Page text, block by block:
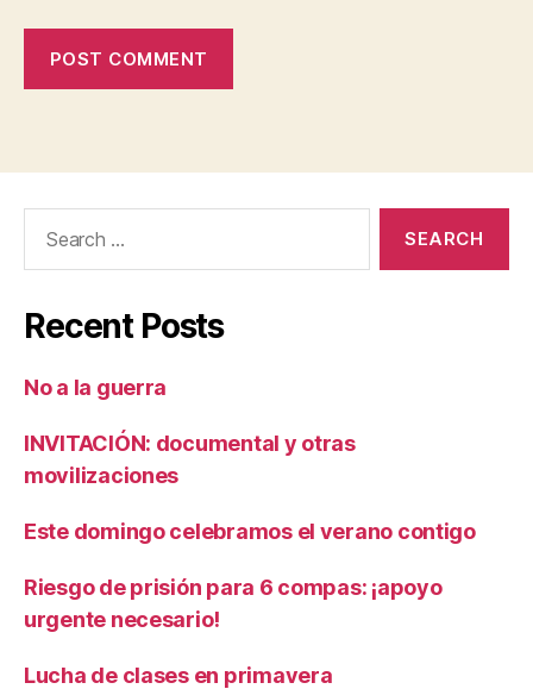
Recent Posts
No a la guerra
INVITACIÓN: documental y otras
movilizaciones
Este domingo celebramos el verano contigo
Riesgo de prisión para 6 compas: ¡apoyo
urgente necesario!
Lucha de clases en primavera